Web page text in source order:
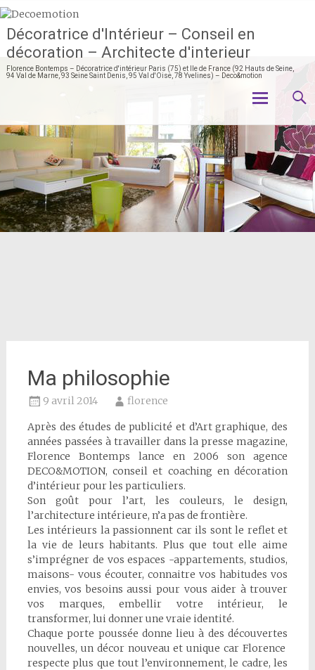
Décoratrice d'Intérieur – Conseil en
décoration – Architecte d'interieur
Florence Bontemps – Décoratrice d'intérieur Paris (75) et Ile de France (92 Hauts de Seine,
94 Val de Marne, 93 Seine Saint Denis, 95 Val d'Oise, 78 Yvelines) – Deco&motion
contenu
principal
Ma philosophie
9 avril 2014 florence
Après des études de publicité et d’Art graphique, des
années passées à travailler dans la presse magazine,
Florence Bontemps lance en 2006 son agence
DECO&MOTION, conseil et coaching en décoration
d’intérieur pour les particuliers.
Son goût pour l’art, les couleurs, le design,
l’architecture intérieure, n’a pas de frontière.
Les intérieurs la passionnent car ils sont le reflet et
la vie de leurs habitants. Plus que tout elle aime
s’imprégner de vos espaces -appartements, studios,
maisons- vous écouter, connaitre vos habitudes vos
envies, vos besoins aussi pour vous aider à trouver
vos marques, embellir votre intérieur, le
transformer, lui donner une vraie identité.
Chaque porte poussée donne lieu à des découvertes
nouvelles, un décor nouveau et unique car Florence
respecte plus que tout l’environnement, le cadre, les